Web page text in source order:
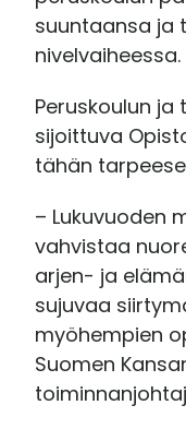
suuntaansa ja
nivelvaiheessa.
Peruskoulun ja
sijoittuva
tähän
– Lukuvuoden
vahvistaa
arjen- ja
sujuvaa
myöhempien
Suomen